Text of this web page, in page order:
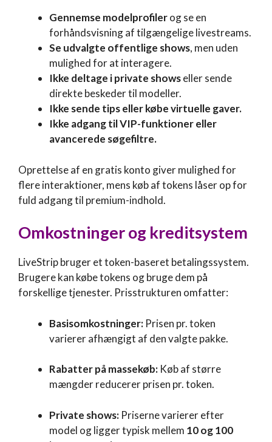
Gennemse modelprofilerog se en
forhåndsvisning af tilgængelige livestreams.
Se udvalgte offentlige shows, men uden
mulighed for at interagere.
Ikke deltage i private showseller sende
direkte beskeder til modeller.
Ikke sende tips eller købe virtuelle gaver.
Ikke adgang til VIP-funktioner eller
avancerede søgefiltre.
Oprettelse af en gratis konto giver mulighed for
flere interaktioner, mens køb af tokens låser op for
fuld adgang til premium-indhold.
Omkostninger og kreditsystem
LiveStrip bruger et token-baseret betalingssystem.
Brugere kan købe tokens og bruge dem på
forskellige tjenester. Prisstrukturen omfatter:
Basisomkostninger: Prisen pr. token
varierer afhængigt af den valgte pakke.
Rabatter på massekøb: Køb af større
mængder reducerer prisen pr. token.
Private shows: Priserne varierer efter
model og ligger typisk mellem 10 og 100